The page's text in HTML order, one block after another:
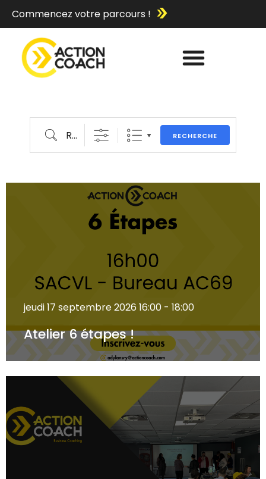
Commencez votre parcours !
RECHERCHE
jeudi 17 septembre 2026 16:00 - 18:00
Atelier 6 étapes !